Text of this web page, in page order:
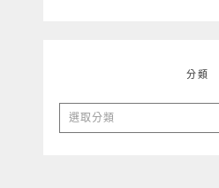
分類
分
類